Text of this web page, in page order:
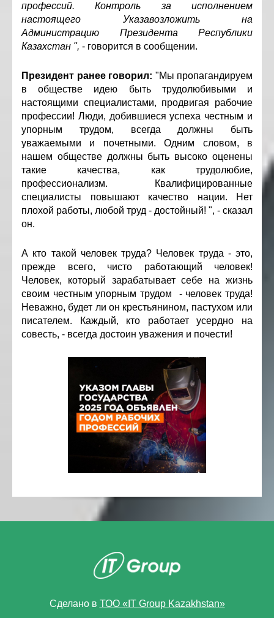
профессий. Контроль за исполнением
настоящего Указавозложить на
Администрацию Президента Республики
Казахстан ", - говорится в сообщении.
Президент ранее говорил: "Мы пропагандируем
в обществе идею быть трудолюбивыми и
настоящими специалистами, продвигая рабочие
профессии! Люди, добившиеся успеха честным и
упорным трудом, всегда должны быть
уважаемыми и почетными. Одним словом, в
нашем обществе должны быть высоко оценены
такие качества, как трудолюбие,
профессионализм. Квалифицированные
специалисты повышают качество нации. Нет
плохой работы, любой труд - достойный! ", - сказал
он.
А кто такой человек труда? Человек труда - это,
прежде всего, чисто работающий человек!
Человек, который зарабатывает себе на жизнь
своим честным упорным трудом - человек труда!
Неважно, будет ли он крестьянином, пастухом или
писателем. Каждый, кто работает усердно на
совесть, - всегда достоин уважения и почести!
Сделано в ТОО «IT Group Kazakhstan»